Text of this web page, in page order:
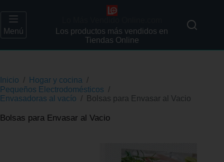
Menú
Los productos más vendidos en
Tiendas Online
Inicio / Hogar y cocina /
Pequeños Electrodomésticos /
Envasadoras al vacío / Bolsas para Envasar al Vacio
Bolsas para Envasar al Vacio